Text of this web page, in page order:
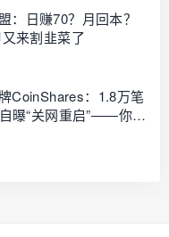
：日赚70？月回本？
来割韭菜了
CoinShares：1.8万笔
曝“关网重启”——你的